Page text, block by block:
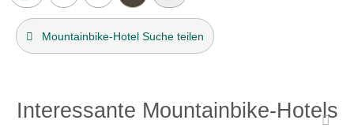
Mountainbike-Hotel Suche teilen
Interessante Mountainbike-Hotels